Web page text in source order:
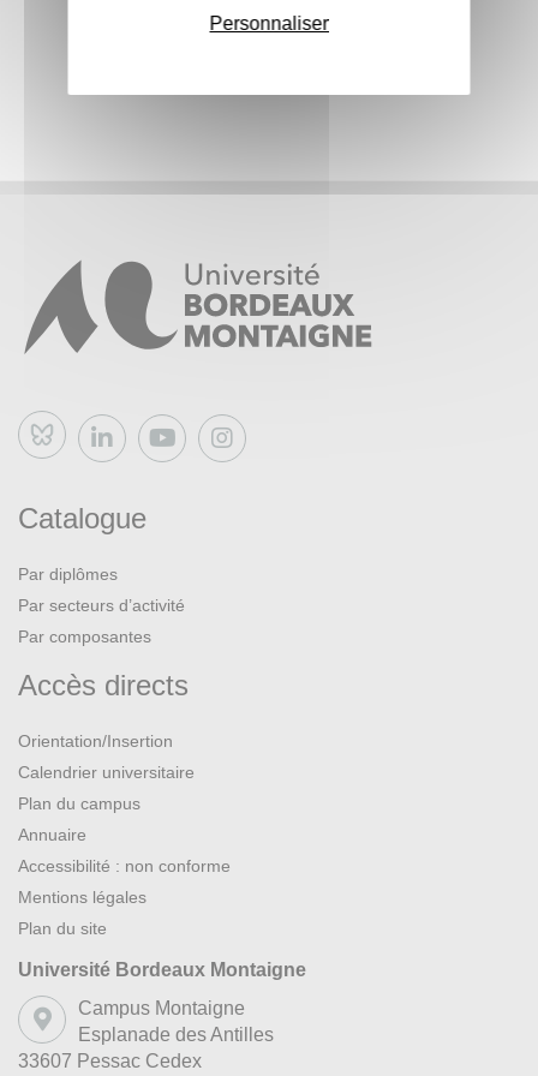
J. v. Uexküll, K. Basso ou E. Khon. Ce séminaire s’emploie
spécifiques en cours (workshop, phases de terrain,
publication, etc.).
Bluesky
Catalogue
Par diplômes
Par secteurs d’activité
Par composantes
Accès directs
Orientation/Insertion
Calendrier universitaire
Plan du campus
Annuaire
Accessibilité : non conforme
Mentions légales
Plan du site
Université Bordeaux Montaigne
Campus Montaigne
Esplanade des Antilles
33607 Pessac Cedex
Personnaliser